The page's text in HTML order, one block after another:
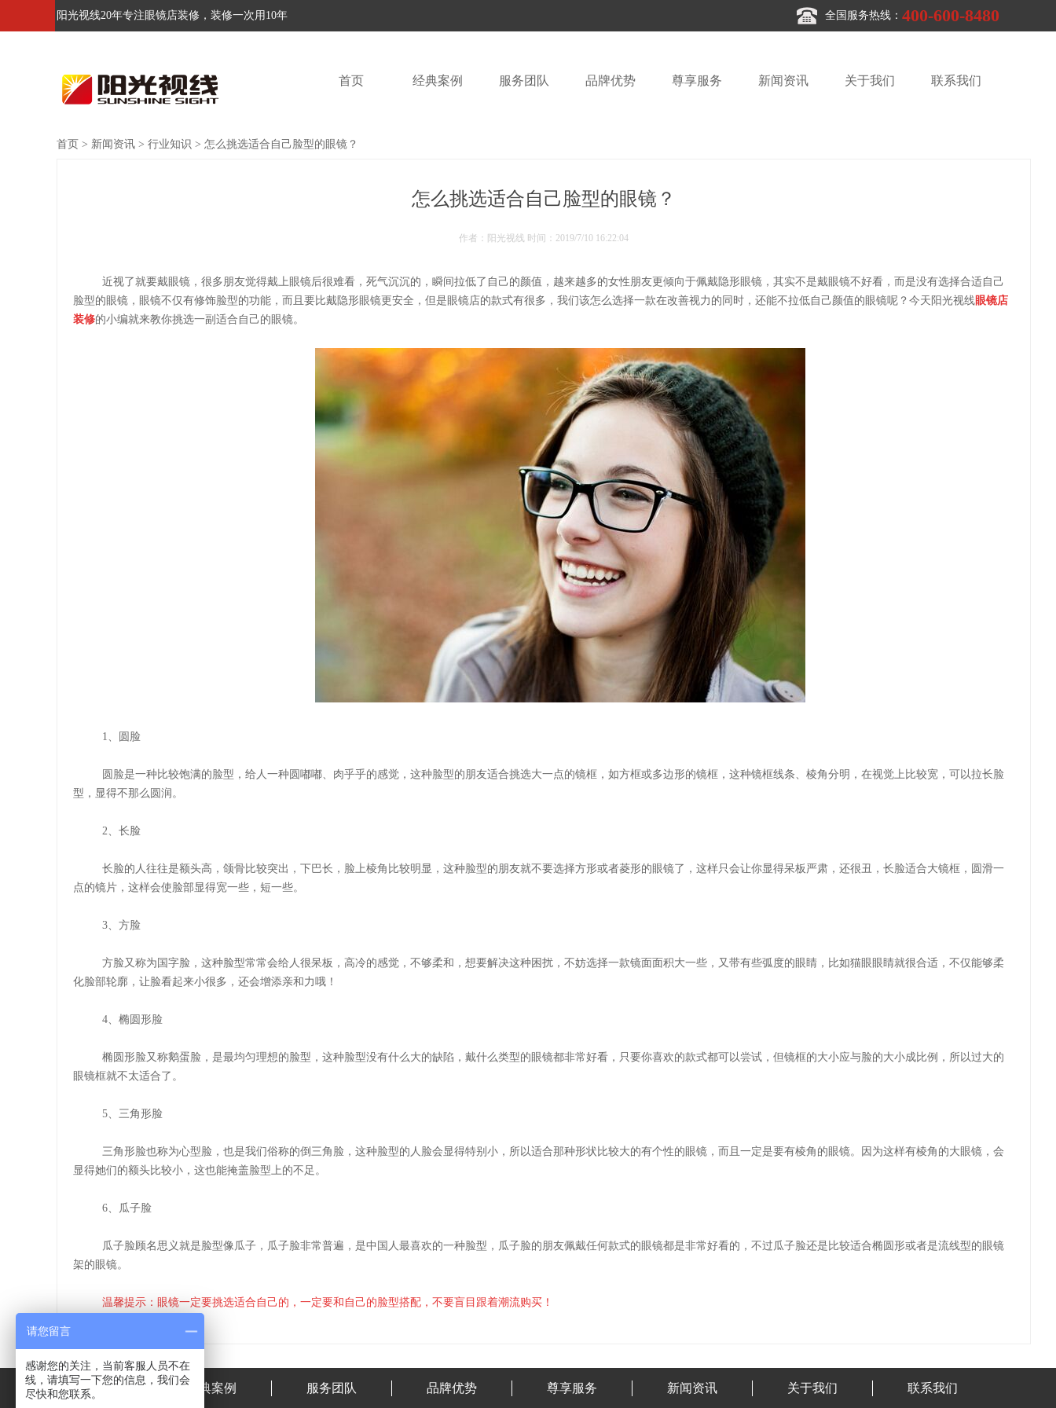
阳光视线20年专注眼镜店装修，装修一次用10年 全国服务热线： 400-600-8480
首页 经典案例 服务团队 品牌优势 尊享服务 新闻资讯 关于我们 联系我们
首页 > 新闻资讯 > 行业知识 > 怎么挑选适合自己脸型的眼镜？
怎么挑选适合自己脸型的眼镜？
作者：阳光视线 时间： 2019/7/10 16:22:04
近视了就要戴眼镜，很多朋友觉得戴上眼镜后很难看，死气沉沉的，瞬间拉低了自己的颜值，越来越多的女性朋友更倾向于佩戴隐形眼镜，其实不是戴眼镜不好看，而是没有选择合适自己
脸型的眼镜，眼镜不仅有修饰脸型的功能，而且要比戴隐形眼镜更安全，但是眼镜店的款式有很多，我们该怎么选择一款在改善视力的同时，还能不拉低自己颜值的眼镜呢？今天阳光视线眼镜店
装修的小编就来教你挑选一副适合自己的眼镜。
1、圆脸
圆脸是一种比较饱满的脸型，给人一种圆嘟嘟、肉乎乎的感觉，这种脸型的朋友适合挑选大一点的镜框，如方框或多边形的镜框，这种镜框线条、棱角分明，在视觉上比较宽，可以拉长脸
型，显得不那么圆润。
2、长脸
长脸的人往往是额头高，颌骨比较突出，下巴长，脸上棱角比较明显，这种脸型的朋友就不要选择方形或者菱形的眼镜了，这样只会让你显得呆板严肃，还很丑，长脸适合大镜框，圆滑一
点的镜片，这样会使脸部显得宽一些，短一些。
3、方脸
方脸又称为国字脸，这种脸型常常会给人很呆板，高冷的感觉，不够柔和，想要解决这种困扰，不妨选择一款镜面面积大一些，又带有些弧度的眼睛，比如猫眼眼睛就很合适，不仅能够柔
化脸部轮廓，让脸看起来小很多，还会增添亲和力哦！
4、椭圆形脸
椭圆形脸又称鹅蛋脸，是最均匀理想的脸型，这种脸型没有什么大的缺陷，戴什么类型的眼镜都非常好看，只要你喜欢的款式都可以尝试，但镜框的大小应与脸的大小成比例，所以过大的
眼镜框就不太适合了。
5、三角形脸
三角形脸也称为心型脸，也是我们俗称的倒三角脸，这种脸型的人脸会显得特别小，所以适合那种形状比较大的有个性的眼镜，而且一定是要有棱角的眼镜。因为这样有棱角的大眼镜，会
显得她们的额头比较小，这也能掩盖脸型上的不足。
6、瓜子脸
瓜子脸顾名思义就是脸型像瓜子，瓜子脸非常普遍，是中国人最喜欢的一种脸型，瓜子脸的朋友佩戴任何款式的眼镜都是非常好看的，不过瓜子脸还是比较适合椭圆形或者是流线型的眼镜
架的眼镜。
温馨提示：眼镜一定要挑选适合自己的，一定要和自己的脸型搭配，不要盲目跟着潮流购买！
首页 经典案例 服务团队 品牌优势 尊享服务 新闻资讯 关于我们 联系我们
请您留言
感谢您的关注，当前客服人员不在
线，请填写一下您的信息，我们会
尽快和您联系。